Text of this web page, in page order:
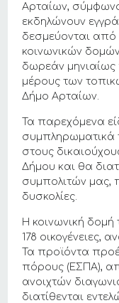
Αρταίων,
εκδηλώνουν
δεσμεύονται από
κοινωνικών
δωρεάν
μέρους των
Δήμο Αρταίων.
Τα παρεχόμενα
συμπληρωματικά
στους
Δήμου και θα
συμπολιτών μας,
δυσκολίες.
Η κοινωνική δομή
178 οικογένειες,
Τα προϊόντα
πόρους (ΕΣΠΑ),
ανοιχτών
διατίθενται